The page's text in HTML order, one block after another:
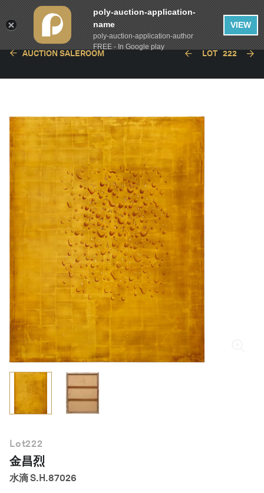
简体中文
AUCTION SALEROOM LOT 222
Lot222
金昌烈
水滴 S.H.87026
poly-auction-application-
name
poly-auction-application-author
FREE - In Google play
VIEW